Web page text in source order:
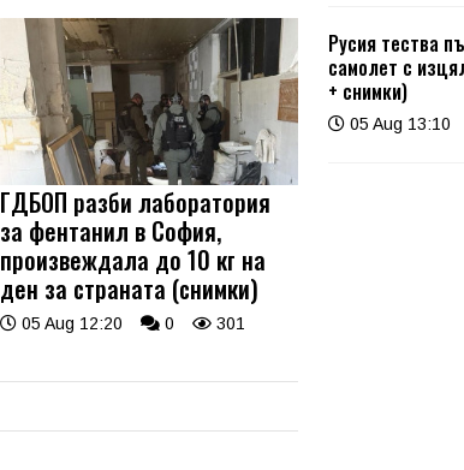
ГДБОП разби лаборатория
за фентанил в София,
произвеждала до 10 кг на
ден за страната (снимки)
05 Aug 12:20 0 301
Русия тества
самолет с
+ снимки)
05 Aug 13:10